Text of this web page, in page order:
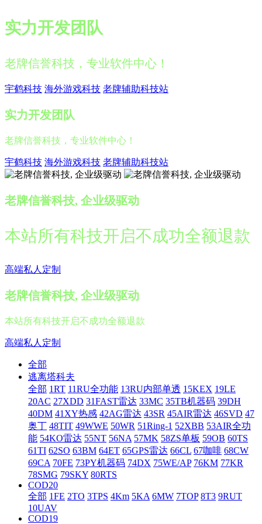
实力开发团队
老牌信誉科技，专业软件中心！
宇鹤科技 海外游戏科技 老牌辅助科技站
实力开发团队
老牌信誉科技，专业软件中心！
宇鹤科技 海外游戏科技 老牌辅助科技站
老牌信誉科技, 企业级驱动
本站所有科技开启不成功全额退款
高端私人定制
老牌信誉科技, 企业级驱动
本站所有科技开启不成功全额退款
高端私人定制
全部
逃离塔科夫
全部 1RT 11RU全功能 13RU内部单透 15KEX 19LE
20AC 27XDD 31FAST雷达 33MC 35TB机器码 39DH
40DM 41XY热感 42AG雷达 43SR 45AIR雷达 46SVD 47
奥丁 48TIT 49WWE 50WR 51Ring-1 52XBB 53AIR全功
能 54KO雷达 55NT 56NA 57MK 58ZS单板 59OB 60TS
61TI 62SO 63BM 64ET 65GPS雷达 66CL 67咖啡 68CW
69CA 70FE 73PY机器码 74DX 75WE/AP 76KM 77KR
78SMG 79SKY 80RTS
COD20
全部 1FE 2TO 3TPS 4Km 5KA 6MW 7TOP 8T3 9RUT
10UAV
COD19